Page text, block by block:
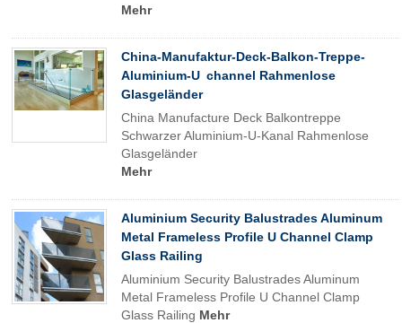
Mehr
China-Manufaktur-Deck-Balkon-Treppe-
Aluminium-U channel Rahmenlose
Glasgeländer
China Manufacture Deck Balkontreppe
Schwarzer Aluminium-U-Kanal Rahmenlose
Glasgeländer
Mehr
Aluminium Security Balustrades Aluminum
Metal Frameless Profile U Channel Clamp
Glass Railing
Aluminium Security Balustrades Aluminum
Metal Frameless Profile U Channel Clamp
Glass Railing Mehr